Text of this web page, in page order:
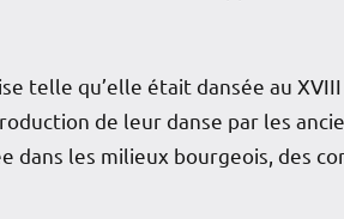
telle qu’elle était dansée au
de leur danse par les
les milieux bourgeois, des